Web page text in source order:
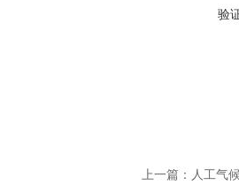
验
上一篇： 人工气